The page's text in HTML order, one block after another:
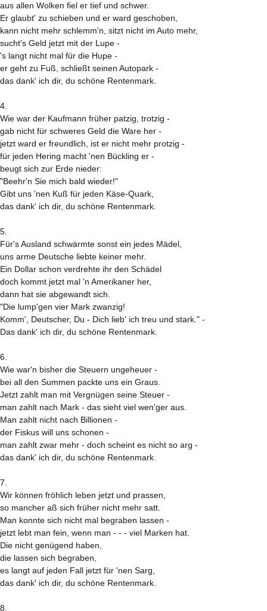
aus allen Wolken fiel er tief und schwer.
Er glaubt' zu schieben und er ward geschoben,
kann nicht mehr schlemm'n, sitzt nicht im Auto mehr,
sucht's Geld jetzt mit der Lupe -
's langt nicht mal für die Hupe -
er geht zu Fuß, schließt seinen Autopark -
das dank' ich dir, du schöne Rentenmark.
4.
Wie war der Kaufmann früher patzig, trotzig -
gab nicht für schweres Geld die Ware her -
jetzt ward er freundlich, ist er nicht mehr protzig -
für jeden Hering macht 'nen Bückling er -
beugt sich zur Erde nieder:
"Beehr'n Sie mich bald wieder!"
Gibt uns 'nen Kuß für jeden Käse-Quark,
das dank' ich dir, du schöne Rentenmark.
5.
Für's Ausland schwärmte sonst ein jedes Mädel,
uns arme Deutsche liebte keiner mehr.
Ein Dollar schon verdrehte ihr den Schädel
doch kommt jetzt mal 'n Amerikaner her,
dann hat sie abgewandt sich.
"Die lump'gen vier Mark zwanzig!
Komm', Deutscher, Du - Dich lieb' ich treu und stark." -
Das dank' ich dir, du schöne Rentenmark.
6.
Wie war'n bisher die Steuern ungeheuer -
bei all den Summen packte uns ein Graus.
Jetzt zahlt man mit Vergnügen seine Steuer -
man zahlt nach Mark - das sieht viel wen'ger aus.
Man zahlt nicht nach Billionen -
der Fiskus will uns schonen -
man zahlt zwar mehr - doch scheint es nicht so arg -
das dank' ich dir, du schöne Rentenmark.
7.
Wir können fröhlich leben jetzt und prassen,
so mancher aß sich früher nicht mehr satt.
Man konnte sich nicht mal begraben lassen -
jetzt lebt man fein, wenn man - - - viel Marken hat.
Die nicht genügend haben,
die lassen sich begraben,
es langt auf jeden Fall jetzt für 'nen Sarg,
das dank' ich dir, du schöne Rentenmark.
8.